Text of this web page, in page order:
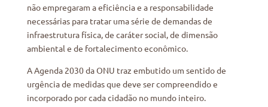
não empregaram a eficiência e a responsabilidade
necessárias para tratar uma série de demandas de
infraestrutura física, de caráter social, de dimensão
ambiental e de fortalecimento econômico.
A Agenda 2030 da ONU traz embutido um sentido de
urgência de medidas que deve ser compreendido e
incorporado por cada cidadão no mundo inteiro.